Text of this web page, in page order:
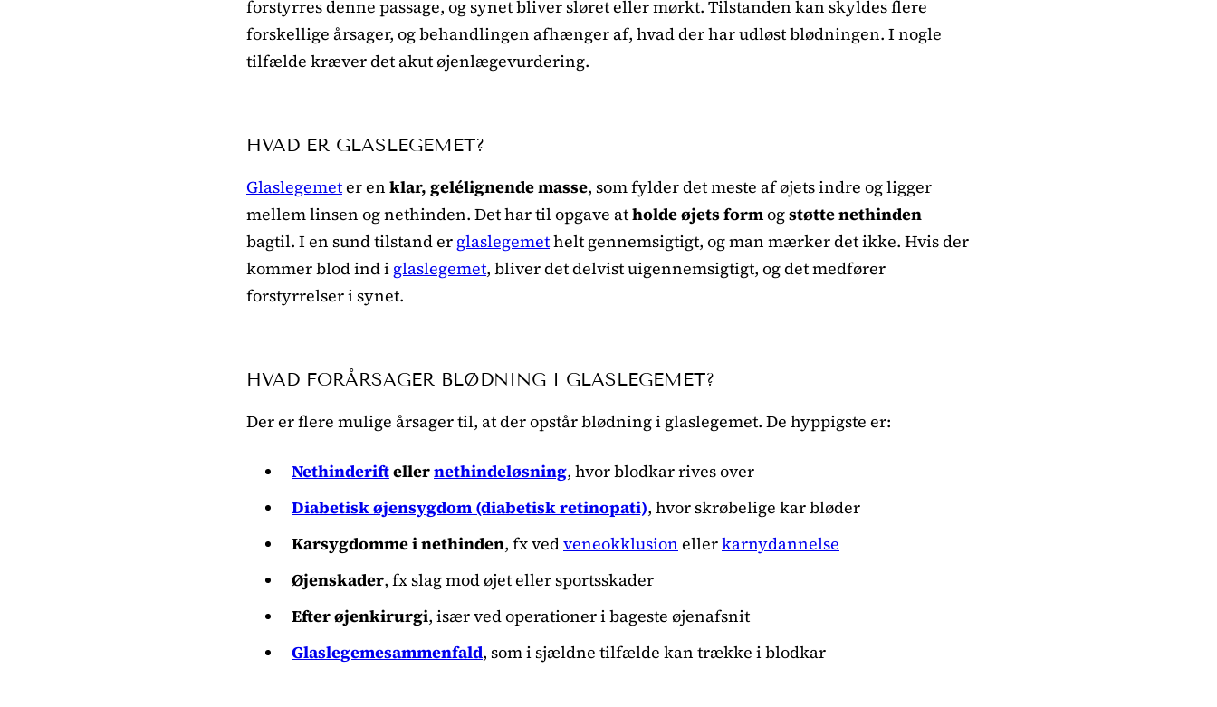
forstyrres denne passage, og synet bliver sløret eller mørkt. Tilstanden kan skyldes flere
forskellige årsager, og behandlingen afhænger af, hvad der har udløst blødningen. I nogle
tilfælde kræver det akut øjenlægevurdering.
HVAD ER GLASLEGEMET?
Glaslegemeter en klar, gelélignende masse, som fylder det meste af øjets indre og ligger
mellem linsen og nethinden. Det har til opgave atholde øjets formogstøtte nethinden
bagtil. I en sund tilstand er glaslegemethelt gennemsigtigt, og man mærker det ikke. Hvis der
kommer blod ind i glaslegemet, bliver det delvist uigennemsigtigt, og det medfører
forstyrrelser i synet.
HVAD FORÅRSAGER BLØDNING I GLASLEGEMET?
Der er flere mulige årsager til, at der opstår blødning i glaslegemet. De hyppigste er:
Nethinderiftellernethindeløsning, hvor blodkar rives over
Diabetisk øjensygdom (diabetisk retinopati), hvor skrøbelige kar bløder
Karsygdomme i nethinden, fx vedveneokklusion ellerkarnydannelse
Øjenskader, fx slag mod øjet eller sportsskader
Efter øjenkirurgi, især ved operationer i bageste øjenafsnit
Glaslegemesammenfald, som i sjældne tilfælde kan trække i blodkar